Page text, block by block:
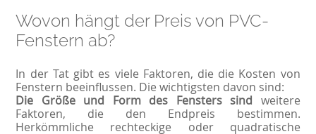
Wovon hängt der Preis von PVC-
Fenstern ab?
In der Tat gibt es viele Faktoren, die die Kosten von
Fenstern beeinflussen. Die wichtigsten davon sind:
Die Größe und Form des Fensters sind weitere
Faktoren, die den Endpreis bestimmen.
Herkömmliche rechteckige oder quadratische